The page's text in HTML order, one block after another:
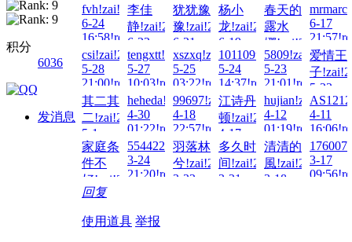
积分
6036
发消息
fvh!zai!2026-
6-24
16:58!read!
李佳
静!zai!2026-
6-22
03:39!read!
犹犹豫
豫!zai!2026-
6-21
00:50!read!
杨小
龙!zai!2026-
6-19
19:45!read!
春天的
露水
娜!zai!2026-
6-18
12:25!read!
6-17
csi!zai!2026-
5-28
21:00!read!
tengxtt!zai!2026-
5-27
10:03!read!
xszxq!zai!2026-
5-25
03:22!read!
101109tt!zai!2026-
5-24
14:37!read!
5809!zai!2026-
5-23
21:01!read!
爱情王
子
5-23
其二其
二!zai!2026-
5-1
17:13!read!
heheda!zai!2026-
4-30
01:22!read!
99697!zai!2026-
4-18
22:57!read!
江诗丹
顿!zai!2026-
4-17
15:55!read!
hujian!zai!2026-
4-12
01:19!read!
4-11
家庭条
件不
好!zai!2026-
3-25
554422!zai!2026-
3-24
21:20!read!
羽落林
兮!zai!2026-
3-22
多久时
间!zai!2026-
3-21
清清的
風!zai!2026-
3-18
3-17
回复
使用道具 举报